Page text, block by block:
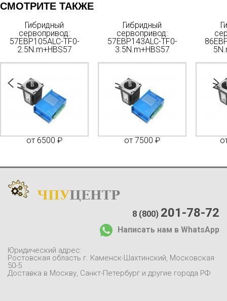
СМОТРИТЕ ТАКЖЕ
Гибридный
сервопривод:
57EBP105ALC-TF0-
2.5N.m+HBS57
от 6500 ₽
Гибридный
сервопривод:
57EBP143ALC-TF0-
3.5N.m+HBS57
от 7500 ₽
ЧПУЦЕНТР
Доставка и оплата
Контакты
8 (800) 201-78-72
Написать нам в WhatsApp
Юридический адрес:
Ростовская область г. Каменск-Шахтинский, Московская
50-5
Доставка в Москву, Санкт-Петербург и другие города РФ